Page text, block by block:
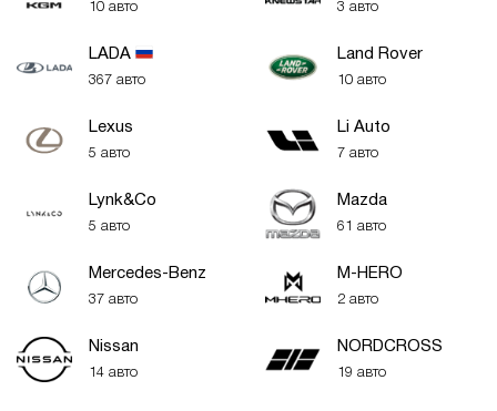
10 авто 3 авто
LADA
367 авто
Land Rover
10 авто
Lexus
5 авто
Li Auto
7 авто
Lynk&Co
5 авто
Mazda
61 авто
Mercedes-Benz
37 авто
M-HERO
2 авто
Nissan
14 авто
NORDCROSS
19 авто